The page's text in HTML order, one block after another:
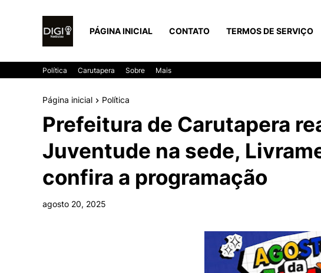
PÁGINA INICIAL CONTATO TERMOS DE SERVIÇO
Política Carutapera Sobre Mais
Página inicial Política
Prefeitura de Carutapera
Juventude na sede,
confira a programação
agosto 20, 2025